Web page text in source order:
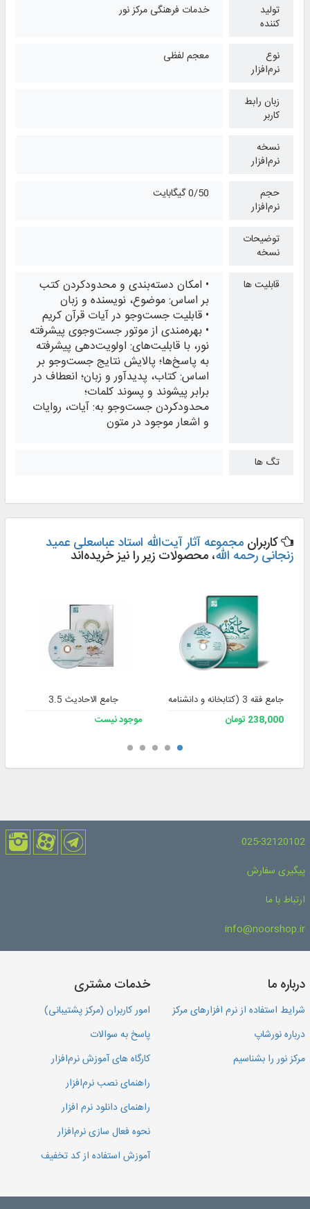
تولید
کننده
خدمات فرهنگی مرکز نور
نوع
نرم‌افزار
معجم لفظی
زبان رابط
کاربر
نسخه
نرم‌افزار
حجم
نرم‌افزار
0/50 گیگابایت
توضیحات
نسخه
قابلیت ها
• امکان دسته‌بندی و محدودکردن کتب
بر اساس: موضوع، نویسنده و زبان
• قابلیت جست‌وجو در آیات قرآن کریم
• بهره‌مندی از موتور جست‌وجوی پیشرفته
نور، با قابلیت‌های: اولویت‌دهی پیشرفته
به پاسخ‌ها؛ پالایش نتایج جست‌وجو بر
اساس: کتاب، پدیدآور و زبان؛ انعطاف در
برابر پیشوند و پسوند کلمات؛
محدودکردن جست‌وجو به: آیات، روایات
و اشعار موجود در متون
تگ ها
کاربران مجموعه آثار آیت‌الله استاد عباسعلی عمید
زنجانی رحمه الله، محصولات زیر را نیز خریده‌اند
جامع فقه 3 (کتابخانه و دانشنامه تخصصی فقه)
238,000 تومان
جامع الاحادیث 3.5
موجود نیست
025-32120102
پیگیری سفارش
ارتباط با ما
info@noorshop.ir
درباره ما
شرایط استفاده از نرم افزارهای مرکز
درباره نورشاپ
مرکز نور را بشناسیم
خدمات مشتری
امور کاربران (مرکز پشتیبانی)
پاسخ به سوالات
کارگاه های آموزش نرم‌افزار
راهنمای نصب نرم‌افزار
راهنمای دانلود نرم افزار
نحوه فعال سازی نرم‌افزار
آموزش استفاده از کد تخفیف